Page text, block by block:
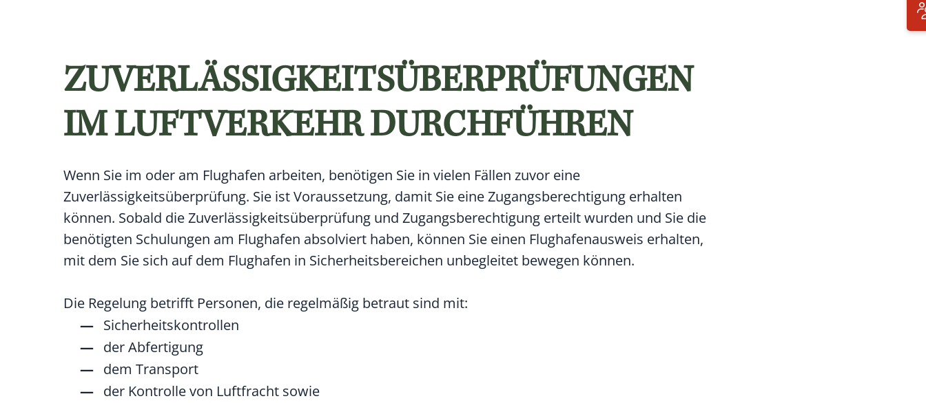
ZUVERLÄSSIGKEITSÜBERPRÜFUNGEN
IM LUFTVERKEHR DURCHFÜHREN
Wenn Sie im oder am Flughafen arbeiten, benötigen Sie in vielen Fällen zuvor eine
Zuverlässigkeitsüberprüfung. Sie ist Voraussetzung, damit Sie eine Zugangsberechtigung erhalten
können. Sobald die Zuverlässigkeitsüberprüfung und Zugangsberechtigung erteilt wurden und Sie die
benötigten Schulungen am Flughafen absolviert haben, können Sie einen Flughafenausweis erhalten,
mit dem Sie sich auf dem Flughafen in Sicherheitsbereichen unbegleitet bewegen können.
Die Regelung betrifft Personen, die regelmäßig betraut sind mit:
Sicherheitskontrollen
der Abfertigung
dem Transport
der Kontrolle von Luftfracht sowie